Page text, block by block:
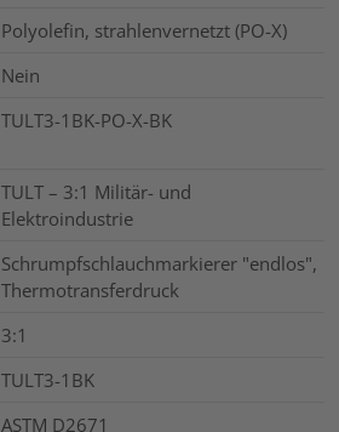
Polyolefin, strahlenvernetzt (PO-X)
Nein
TULT3-1BK-PO-X-BK
TULT – 3:1 Militär- und
Elektroindustrie
Schrumpfschlauchmarkierer "endlos",
Thermotransferdruck
3:1
TULT3-1BK
ASTM D2671